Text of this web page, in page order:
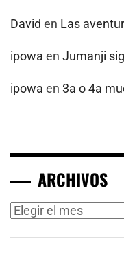
David en Las
ipowa en Jumanji
ipowa en 3a o 4a
ARCHIVOS
Archivos